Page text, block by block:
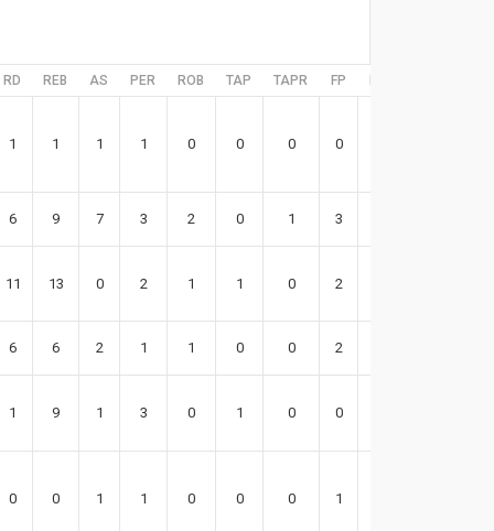
RD REB AS PER ROB TAP TAPR FP
1 1 1 1 0 0 0 0
6 9 7 3 2 0 1 3
11 13 0 2 1 1 0 2
6 6 2 1 1 0 0 2
1 9 1 3 0 1 0 0
0 0 1 1 0 0 0 1